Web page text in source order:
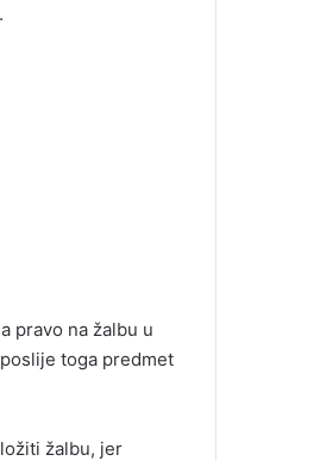
pravo na žalbu u
toga predmet
žalbu, jer